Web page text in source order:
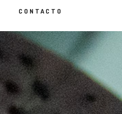
CONTACTO